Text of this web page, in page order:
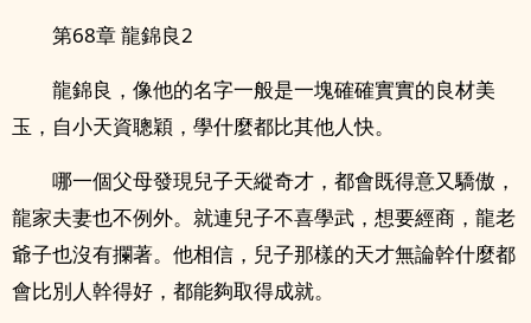
第68章 龍錦良2
龍錦良，像他的名字一般是一塊確確實實的良材美
玉，自小天資聰穎，學什麼都比其他人快。
哪一個父母發現兒子天縱奇才，都會既得意又驕傲，
龍家夫妻也不例外。就連兒子不喜學武，想要經商，龍老
爺子也沒有攔著。他相信，兒子那樣的天才無論幹什麼都
會比別人幹得好，都能夠取得成就。